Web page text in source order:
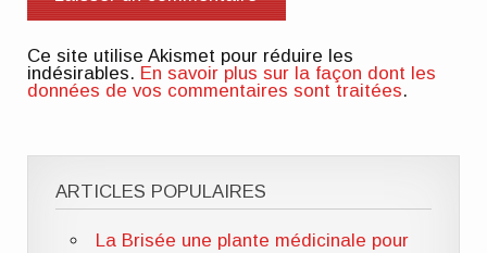
Ce site utilise Akismet pour réduire les
indésirables. En savoir plus sur la façon dont les
données de vos commentaires sont traitées.
ARTICLES POPULAIRES
La Brisée une plante médicinale pour